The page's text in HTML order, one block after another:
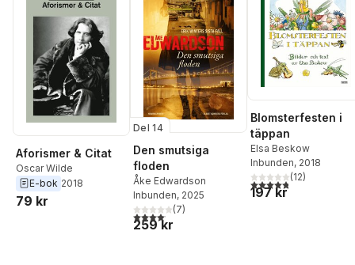
Aforismer & Citat
Oscar Wilde
E-bok 2018
79 kr
Del 14
Den smutsiga
floden
Åke Edwardson
Inbunden, 2025
4,1utav 5 stjärnor. Totalt antal röster:
(7)
259 kr
Blomsterfesten i
täppan
Elsa Beskow
Inbunden, 2018
4,8utav 5 stjärnor.
(12)
197 kr